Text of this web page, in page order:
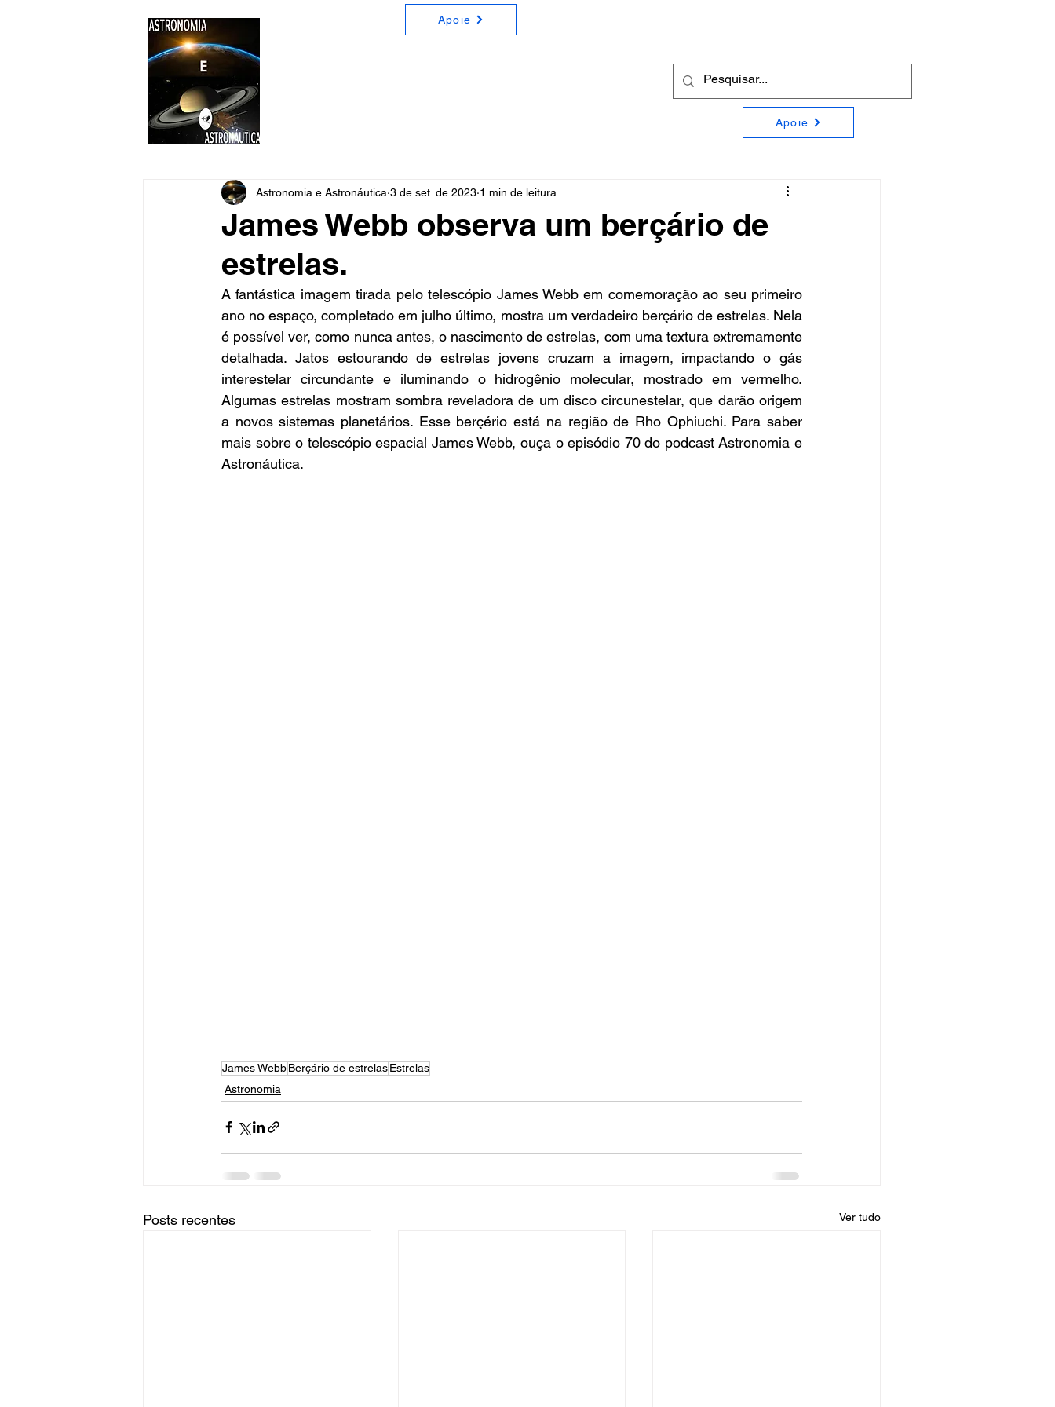
Apoie
Apoie
James Webb observa um berçário de
estrelas.
Astronomia e Astronáutica 3 de set. de 2023 1 min de leitura
A fantástica imagem tirada pelo telescópio James Webb em comemoração ao seu primeiro
ano no espaço, completado em julho último, mostra um verdadeiro berçário de estrelas. Nela
é possível ver, como nunca antes, o nascimento de estrelas, com uma textura extremamente
detalhada. Jatos estourando de estrelas jovens cruzam a imagem, impactando o gás
interestelar circundante e iluminando o hidrogênio molecular, mostrado em vermelho.
Algumas estrelas mostram sombra reveladora de um disco circunestelar, que darão origem
a novos sistemas planetários. Esse berçério está na região de Rho Ophiuchi. Para saber
mais sobre o telescópio espacial James Webb, ouça o episódio 70 do podcast Astronomia e
Astronáutica.
James WebbBerçário de estrelasEstrelas
Astronomia
Posts recentes Ver tudo